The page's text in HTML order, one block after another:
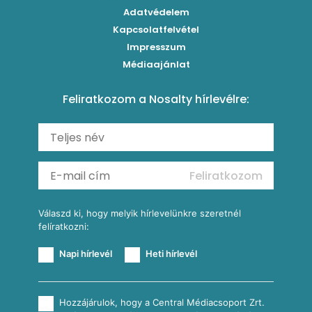
Carbonara
Szaftos paprikás csirke
Shakshuka
Ratatouille
Grillezettkukorica-saláta fűszeres garnélanyársakkal
Kukoricás-újhagymás lepény
Mexikói húsleves kukorica salsával
Almás-kéksajtos kukoricasaláta
Köretek
Reggeli receptek
Adatvédelem
Kapcsolatfelvétel
Impresszum
Médiaajánlat
Feliratkozom a Nosalty hírlevélre:
Feliratkozom
Válaszd ki, hogy melyik hírlevelünkre szeretnél
felíratkozni:
Napi hírlevél Heti hírlevél
Hozzájárulok, hogy a Central Médiacsoport Zrt.